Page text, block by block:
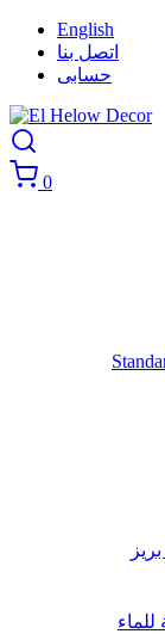
English
اتصل بنا
حسابى
0